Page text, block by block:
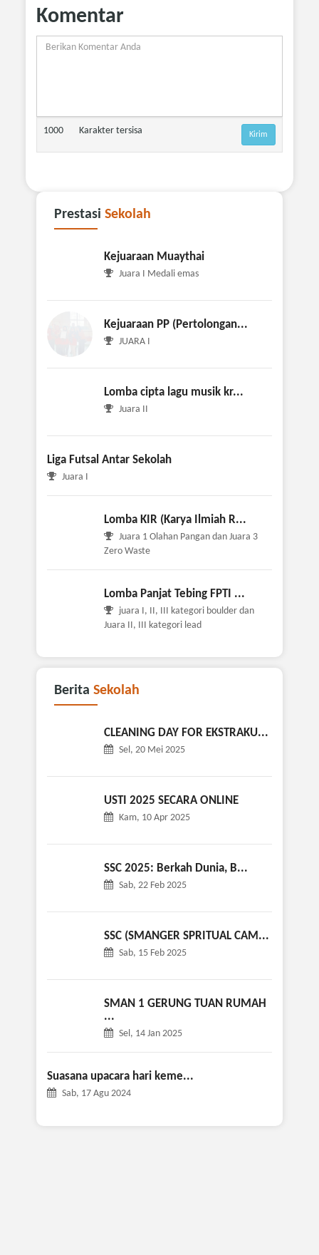
Komentar
1000 Karakter tersisa
Prestasi Sekolah
Kejuaraan Muaythai
Juara I Medali emas
Kejuaraan PP (Pertolongan...
JUARA I
Lomba cipta lagu musik kr...
Juara II
Liga Futsal Antar Sekolah
Juara I
Lomba KIR (Karya Ilmiah R...
Juara 1 Olahan Pangan dan Juara 3
Zero Waste
Lomba Panjat Tebing FPTI ...
juara I, II, III kategori boulder dan
Juara II, III kategori lead
Berita Sekolah
CLEANING DAY FOR EKSTRAKU...
Sel, 20 Mei 2025
USTI 2025 SECARA ONLINE
Kam, 10 Apr 2025
SSC 2025: Berkah Dunia, B...
Sab, 22 Feb 2025
SSC (SMANGER SPRITUAL CAM...
Sab, 15 Feb 2025
SMAN 1 GERUNG TUAN RUMAH
...
Sel, 14 Jan 2025
Suasana upacara hari keme...
Sab, 17 Agu 2024